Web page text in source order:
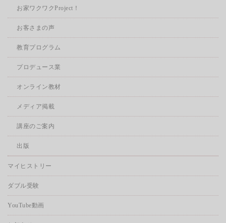
お家ワクワクProject！
お客さまの声
教育プログラム
プロデュース業
オンライン教材
メディア掲載
講座のご案内
出版
マイヒストリー
ダブル受験
YouTube動画